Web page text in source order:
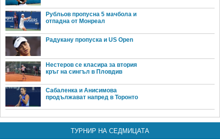
Рубльов пропусна 5 мачбола и
отпадна от Монреал
Радукану пропуска и US Open
Нестеров се класира за втория
кръг на сингъл в Пловдив
Сабаленка и Анисимова
продължават напред в Торонто
ТУРНИР НА СЕДМИЦАТА